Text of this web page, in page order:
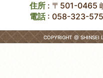
住所 : 〒501-0465
電話: 058-323-
COPYRIGHT @ SHINSEI